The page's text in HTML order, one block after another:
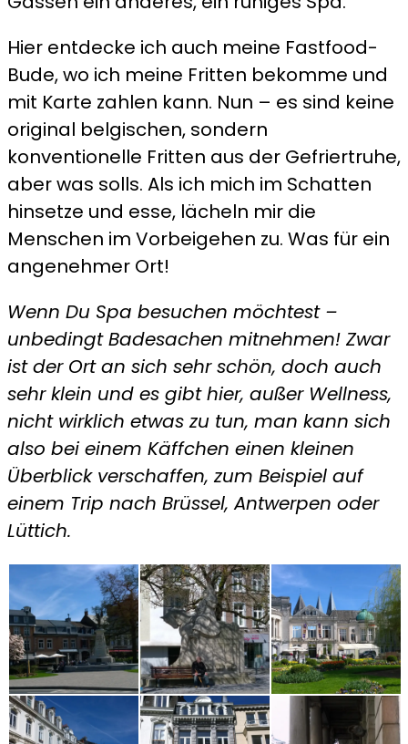
Hier entdecke ich auch meine Fastfood-
Bude, wo ich meine Fritten bekomme und
mit Karte zahlen kann. Nun – es sind keine
original belgischen, sondern
konventionelle Fritten aus der Gefriertruhe,
aber was solls. Als ich mich im Schatten
hinsetze und esse, lächeln mir die
Menschen im Vorbeigehen zu. Was für ein
angenehmer Ort!
Wenn Du Spa besuchen möchtest –
unbedingt Badesachen mitnehmen! Zwar
ist der Ort an sich sehr schön, doch auch
sehr klein und es gibt hier, außer Wellness,
nicht wirklich etwas zu tun, man kann sich
also bei einem Käffchen einen kleinen
Überblick verschaffen, zum Beispiel auf
einem Trip nach Brüssel, Antwerpen oder
Lüttich.